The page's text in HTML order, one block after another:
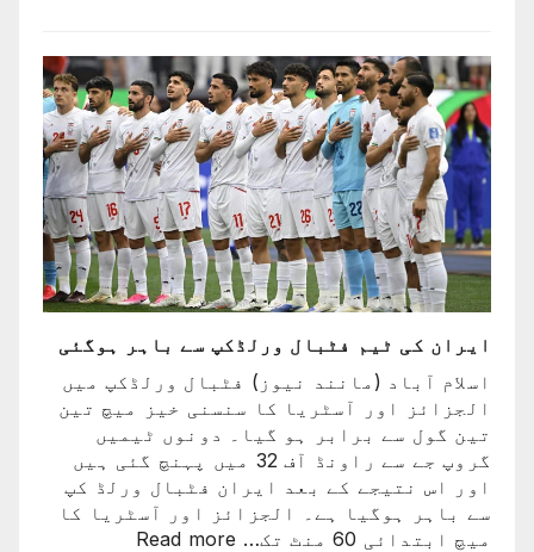
شکست
کیساتھ
رونالڈو
کا
ورلڈ
کپ
کا
سفر
اختتام
پذیر
ایران کی ٹیم فٹبال ورلڈکپ سے باہر ہوگئی
اسلام آباد (مانند نیوز) فٹبال ورلڈکپ میں
الجزائز اور آسٹریا کا سنسنی خیز میچ تین
تین گول سے برابر ہو گیا۔ دونوں ٹیمیں
گروپ جے سے راونڈ آف 32 میں پہنچ گئی ہیں
اور اس نتیجے کے بعد ایران فٹبال ورلڈ کپ
سے باہر ہوگیا ہے۔ الجزائز اور آسٹریا کا
میچ ابتدائی 60 منٹ تک…
Read more